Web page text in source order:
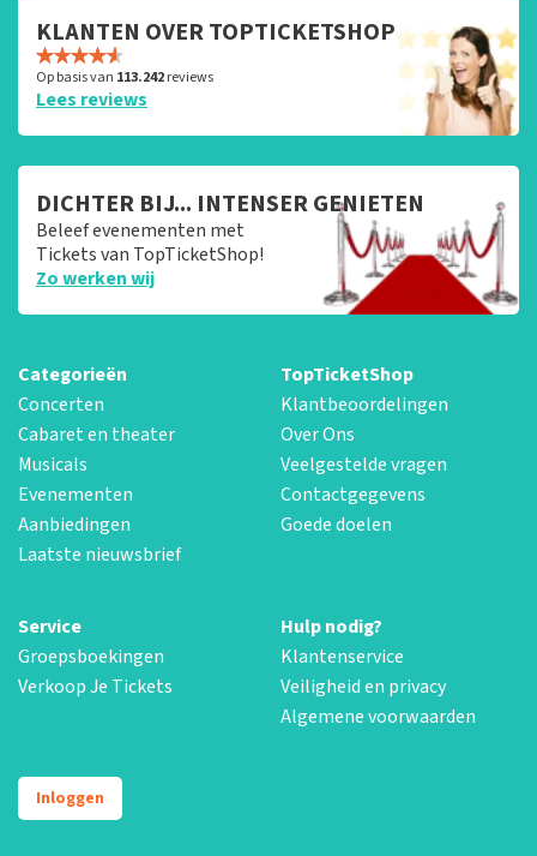
KLANTEN OVER TOPTICKETSHOP
Op basis van 113.242reviews
Lees reviews
DICHTER BIJ... INTENSER GENIETEN
Beleef evenementen met
Tickets van TopTicketShop!
Zo werken wij
Categorieën
Concerten
Cabaret en theater
Musicals
Evenementen
Aanbiedingen
Laatste nieuwsbrief
TopTicketShop
Klantbeoordelingen
Over Ons
Veelgestelde vragen
Contactgegevens
Goede doelen
Service
Groepsboekingen
Verkoop Je Tickets
Hulp nodig?
Klantenservice
Veiligheid en privacy
Algemene voorwaarden
Inloggen